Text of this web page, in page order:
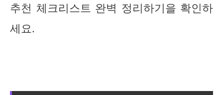
추천 체크리스트 완벽 정리하기을 확인하
세요.